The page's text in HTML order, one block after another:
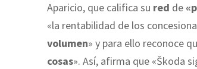
Aparicio, que califica su red de
«la rentabilidad de los
volumen» y para ello reconoce
cosas». Así, afirma que «Škoda